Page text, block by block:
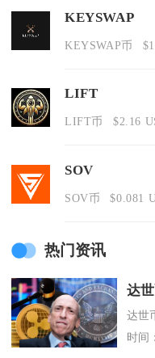
KEYSWAP
KEYSWAP币
LIFT
LIFT币 $2.16
SOV
SOV币 $0.081
热门资讯
达
时间